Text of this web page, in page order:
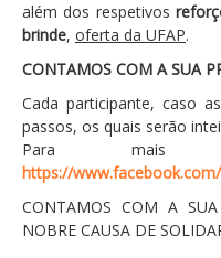
Qualidade da Água
Atendimento ao
Biblioteca Online FZZ
Plantas PDM Online
Faixas Gestão
Regulamentos em
além dos respetivos
brinde, oferta da UFAP.
CONTAMOS COM A SUA
Cada participante, caso
passos, os quais serão
Para mais
https://
CONTAMOS COM A SUA
NOBRE CAUSA DE